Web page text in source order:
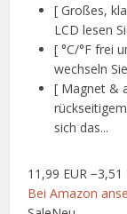
[ Großes,
LCD lesen
[ °C/°F frei
wechseln
[ Magnet &
sich das...
11,99 EUR −3,51
Bei Amazon